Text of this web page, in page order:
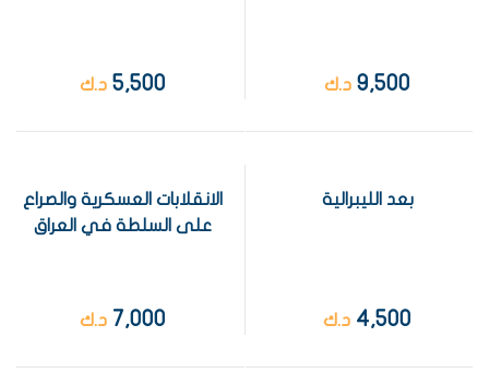
9,500 د.ك 5,500 د.ك
بعد الليبرالية
4,500 د.ك
الانقلابات العسكرية والصراع
على السلطة في العراق
7,000 د.ك